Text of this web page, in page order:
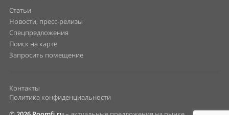
Статьи
Новости, пресс-релизы
Спецпредложения
Поиск на карте
Запросить помещение
Контакты
Политика конфиденциальности